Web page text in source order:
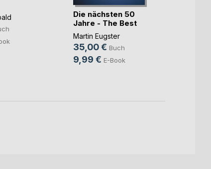
Die nächsten 50
Jahre - The Best
Ever
Martin Eugster
35,00 € Buch
9,99 € E-Book